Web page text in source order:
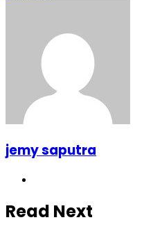
jemy saputra
Read Next